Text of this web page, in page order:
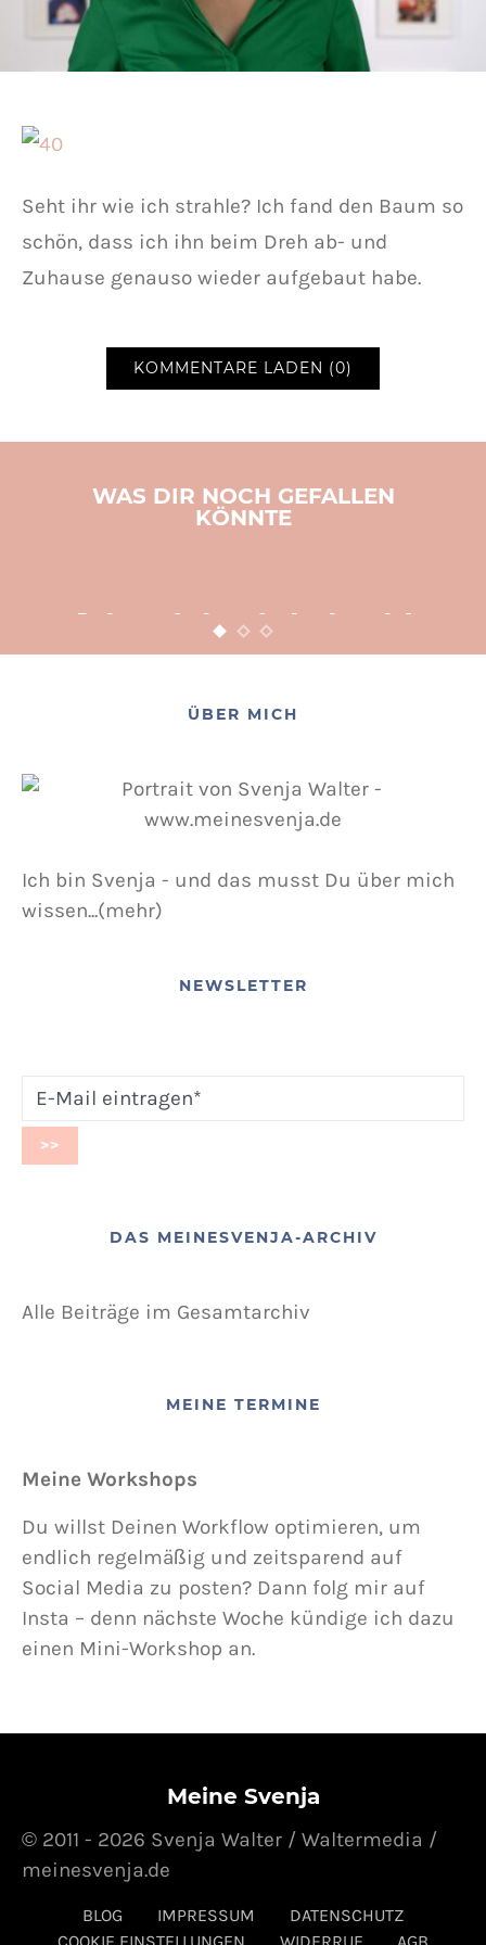
Seht ihr wie ich strahle? Ich fand den Baum so
schön, dass ich ihn beim Dreh ab- und
Zuhause genauso wieder aufgebaut habe.
KOMMENTARE LADEN (0)
WAS DIR NOCH GEFALLEN
KÖNNTE
Adventsbasteln leicht
gemacht
POSTED ON
ÜBER MICH
Ich bin Svenja - und das musst Du über mich
wissen...(mehr)
NEWSLETTER
DAS MEINESVENJA-ARCHIV
Alle Beiträge im Gesamtarchiv
MEINE TERMINE
Meine Workshops
Du willst Deinen Workflow optimieren, um
endlich regelmäßig und zeitsparend auf
Social Media zu posten? Dann folg mir auf
Insta – denn nächste Woche kündige ich dazu
einen Mini-Workshop an.
Meine Svenja
BLOG IMPRESSUM
DATENSCHUTZ
© 2011 - 2026 Svenja Walter / Waltermedia /
meinesvenja.de